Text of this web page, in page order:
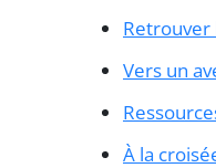
Retrouver
Vers un
À la